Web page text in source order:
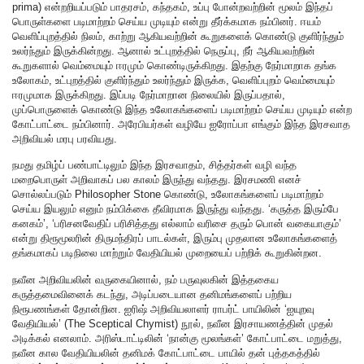
prima) என்றறியப்படும் பாதரசம், கந்தகம், உப்பு போன்றவற்றின் மூலம் இந்தப்
பொருள்களை படிமாற்றம் செய்ய முடியும் என்று தீர்க்கமாக நம்பினர். ஈயம்
வெளிப்புறத்தில் நிலம், காற்று ஆகியவற்றின் கூறுகளைக் கொண்டு குளிர்ந்தும்
உலர்ந்தும் இருக்கின்றது. ஆனால் உட்புறத்தில் நெருப்பு, நீர் ஆகியவற்றின்
கூறுகளால் வெம்மையும் ஈரமும் கொண்டிருக்கிறது. இதற்கு நேர்மாறாக தங்க
உலோகம், உட்புறத்தில் குளிர்ந்தும் உலர்ந்தும் இருக்க, வெளிப்புறம் வெம்மையும்
ஈரமுமாக இருக்கிறது. இப்படி நேர்மாறான நிலையில் இருப்பதால்,
முப்பொருளைக் கொண்டு இந்த உலோகங்களைப் படிமாற்றம் செய்ய முடியும் என்ற
கோட்பாட்டை நம்பினார். அரேபியர்கள் வழியே ஐரோப்பா எங்கும் இந்த இரசவாத
அறிவியல் மரபு பரவியது.
நமது தமிழ்ப் பண்பாட்டிலும் இந்த இரசவாதம், சித்தர்கள் வழி வந்த
மறைபொருள் அறிவாகப் பல காலம் இருந்து வந்தது. இரசமணி எனச்
சொல்லப்படும் Philosopher Stone கொண்டு, உலோகங்களைப் படிமாற்றம்
செய்ய இயலும் எனும் நம்பிக்கை தீவிரமாக இருந்து வந்தது. ‘கருத்த இரும்பே
கனகம்’, ‘பரிசனவேதிப் பரிசித்தது எல்லாம் வரிசை தரும் பொன் வகையாகும்’
என்று திரூமூலரின் திருமந்திரப் பாடல்கள், இரும்பு முதலான உலோகங்களைத்
தங்கமாகப் படிநிலை மாற்றும் வேதியியல் முறையைப் பற்றிக் கூறுகின்றன.
நவீன அறிவியலின் வருகையினால், நம் பருவுலகின் இத்தகைய
கருத்தமைவினைக் கடந்து, அடிப்படையான தனிமங்களைப் பற்றிய
நிரூபணங்கள் தோன்றின. ஐரிஷ் அறிவியலாளர் ராபர்ட் பாயிலின் ‘ஐயுறவு
வேதியியல்’ (The Sceptical Chymist) நூல், நவீன இரசாயணத்தின் முதல்
அடிக்கல் எனலாம். அரிஸ்டாட்டிலின் ‘நான்கு மூலங்கள்’ கோட்பாட்டை மறுத்து,
நவீன கால வேதியியலின் தனிமக் கோட்பாட்டை பாயில் தன் புத்தகத்தில்